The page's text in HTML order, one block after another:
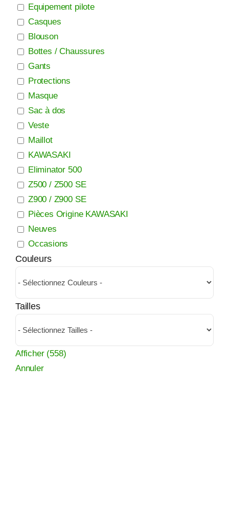
Equipement pilote
Casques
Blouson
Bottes / Chaussures
Gants
Protections
Masque
Sac à dos
Veste
Maillot
KAWASAKI
Eliminator 500
Z500 / Z500 SE
Z900 / Z900 SE
Pièces Origine KAWASAKI
Neuves
Occasions
Couleurs
Tailles
Afficher (558)
Annuler